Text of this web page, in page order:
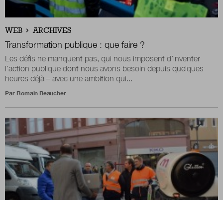
Nous contacter
Newsletter
Renseignez votre email afin de suivre l'actualité
de la transformation publique.
Nous suivre sur Twittersur LinkedIn
sur
WEB ARCHIVES
Transformation publique : que faire ?
Les défis ne manquent pas, qui nous imposent d’inventer
l’action publique dont nous avons besoin depuis quelques
heures déjà – avec une ambition qui...
Par Romain Beaucher